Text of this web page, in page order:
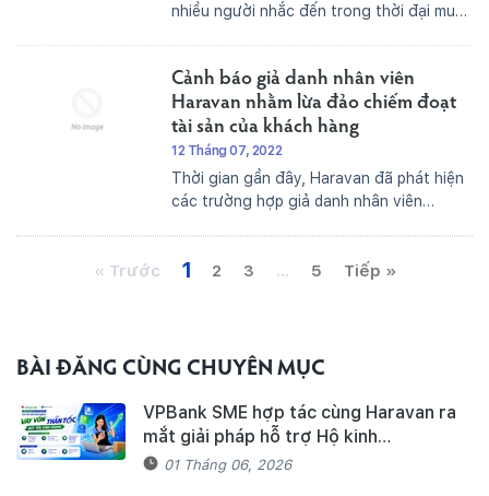
nhiều người nhắc đến trong thời đại mua
càng phát triển mạnh mẽ, là một nền
tảng...
Cảnh báo giả danh nhân viên
Haravan nhằm lừa đảo chiếm đoạt
tài sản của khách hàng
12 Tháng 07, 2022
Thời gian gần đây, Haravan đã phát hiện
các trường hợp giả danh nhân viên
đảo nhằm đánh cắp thông tin cá nhân và
« Trước 1 2 3 … 5 Tiếp »
BÀI ĐĂNG CÙNG CHUYÊN MỤC
VPBank SME hợp tác cùng Haravan ra
mắt giải pháp hỗ trợ Hộ kinh
doanh/Doanh nghiệp tiếp cận nguồn
01 Tháng 06, 2026